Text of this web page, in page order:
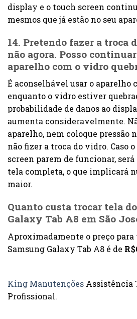
display e o touch screen
mesmos que já estão no seu
14. Pretendo fazer a troca
não agora. Posso
aparelho com o vidro
É aconselhável usar o aparelho
enquanto o vidro estiver
probabilidade de danos ao
aumenta consideravelmente.
aparelho, nem coloque pressão
não fizer a troca do vidro. Caso
screen parem de funcionar,
tela completa, o que implicará
maior.
Quanto custa trocar tela
Galaxy Tab A8 em São
Aproximadamente o preço
Samsung Galaxy Tab A8 é de
King Manutenções Assistência
Profissional.